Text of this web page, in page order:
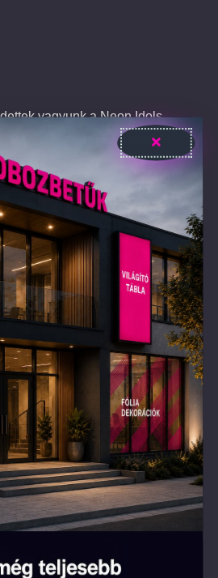
vagyunk a Neon Idols
gyönyörű neonokat és
nekünk, hanem végig
a projekthez. A helyszíni
váratlan nehézség is
problémára találtak
kijöttek, egyeztettek
és addig mentek
amíg minden tökéletes nem
hozzáállás. Profi munka,
szuper végeredmény. Csak
őket!”
- Andrew's Food & Music Bar